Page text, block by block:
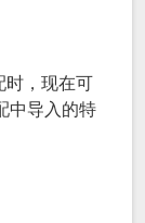
时，现在可
中导入的特